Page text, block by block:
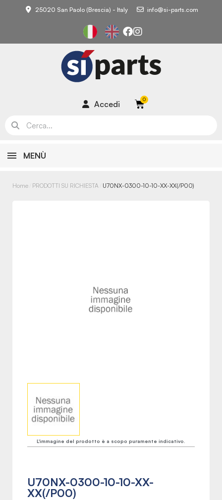
25020 San Paolo (Brescia) - Italy info@si-parts.com
Accedi
MENÙ
Home PRODOTTI SU RICHIESTA U70NX-0300-10-10-XX-XX(/P00)
L'immagine del prodotto è a scopo puramente indicativo.
U70NX-0300-10-10-XX-
XX(/P00)